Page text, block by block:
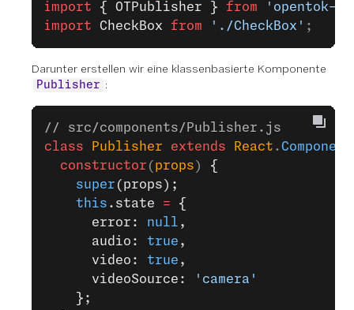
import { OTPublisher } from 'opentok-
import CheckBox from './CheckBox' ;
Darunter erstellen wir eine klassenbasierte Komponente
Publisher :
// src/components/Publisher.js
class Publisher extends React .Component
  constructor
( props ) {
    super
(props);
    this
.state = {
      error:
null ,
      audio:
true ,
      video:
true ,
      videoSource:
'camera'
    };